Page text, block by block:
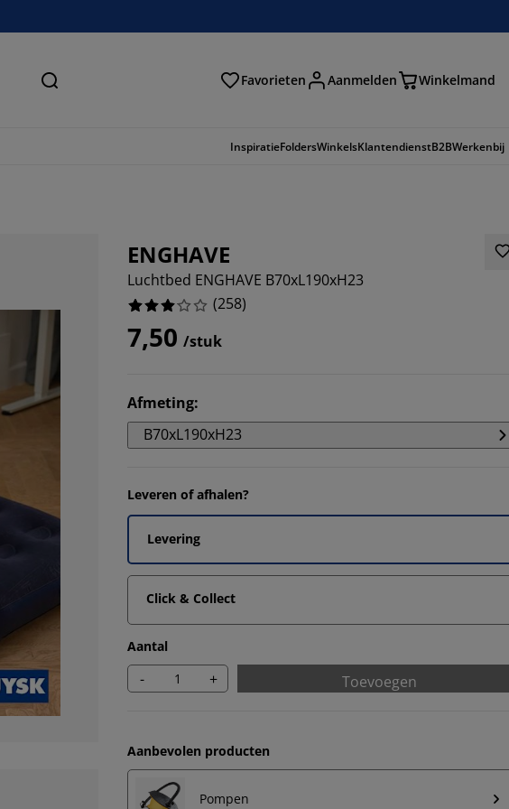
Zoeken Favorieten Aanmelden Winkelmand
InspiratieFoldersWinkelsKlantendienstB2BWerkenbij
ENGHAVE
Luchtbed ENGHAVE B70xL190xH23
(258)
7,50 /stuk
Afmeting:
B70xL190xH23
Leveren of afhalen?
Levering
Click & Collect
Aantal
- + Toevoegen
Aanbevolen producten
Pompen
7.3643410852713185%
3.488372093023256%
39.14728682170542%